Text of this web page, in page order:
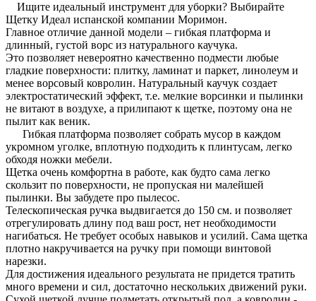
Ищите идеальный инструмент для уборки? Выбирайте
Щетку Идеал испанской компании Моримон.
Главное отличие данной модели – гибкая платформа и
длинный, густой ворс из натурального каучука.
Это позволяет невероятно качественно подмести любые
гладкие поверхности: плитку, ламинат и паркет, линолеум и
менее ворсовый ковролин. Натуральный каучук создает
электростатический эффект, т.е. мелкие ворсинки и пылинки
не витают в воздухе, а прилипают к щетке, поэтому она не
пылит как веник.
Гибкая платформа позволяет собрать мусор в каждом
укромном уголке, вплотную подходить к плинтусам, легко
обходя ножки мебели.
Щетка очень комфортна в работе, как будто сама легко
скользит по поверхности, не пропуская ни малейшей
пылинки. Вы забудете про пылесос.
Телескопическая ручка выдвигается до 150 см. и позволяет
отрегулировать длину под ваш рост, нет необходимости
нагибаться. Не требует особых навыков и усилий. Сама щетка
плотно накручивается на ручку при помощи винтовой
нарезки.
Для достижения идеального результата не придется тратить
много времени и сил, достаточно нескольких движений руки.